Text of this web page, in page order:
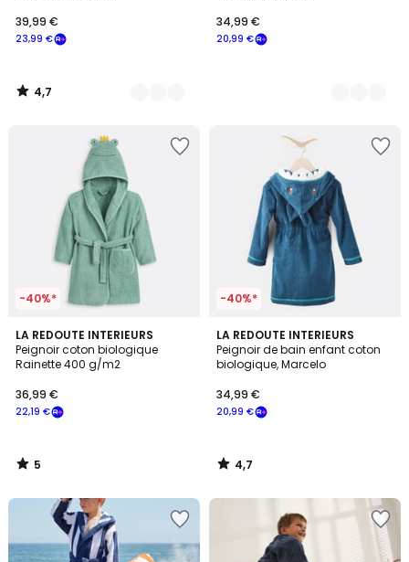
23,99 €
39,99 €
4,7
/
20,99 €
34,99 €
-40%*
LA REDOUTE INTERIEURS
Peignoir coton biologique
Rainette 400 g/m2
22,19 €
36,99 €
5
/
5
5
/
-40%*
LA REDOUTE INTERIEURS
Peignoir de bain enfant coton
biologique, Marcelo
20,99 €
34,99 €
4,7
/ 5
4,7
/